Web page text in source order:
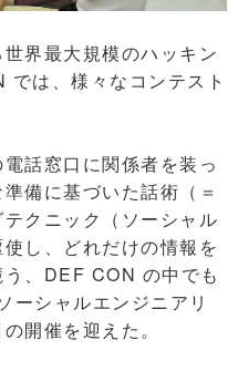
界最大規模のハッキン
は、様々なコンテスト
話窓口に関係者を装っ
備に基づいた話術（＝
クニック（ソーシャル
し、どれだけの情報を
、DEF CON の中でも
シャルエンジニアリ
開催を迎えた。